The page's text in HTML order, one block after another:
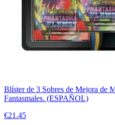
Blíster de 3 Sobres de Mejora de
Fantasmales. (ESPAÑOL)
€21.45